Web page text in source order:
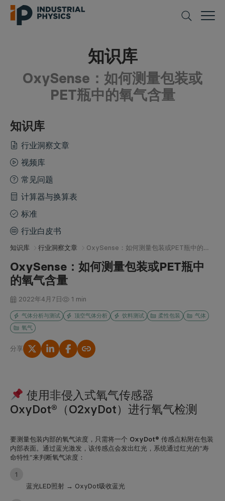
知识库
OxySense：如何测量包装或
PET瓶中的氧气含量
知识库
行业洞察文章
视频库
常见问题
计算器与换算表
标准
行业白皮书
知识库 行业洞察文章 OxySense：如何测量包装或PET瓶中的氧气含量
OxySense：如何测量包装或PET瓶中
的氧气含量
2022年4月7日 1 min
气体分析与测试 顶空气体分析 饮料测试 柔性包装
气体
氧气
分享 复制链接
使用非侵入式氧气传感器
OxyDot®（O2xyDot）进行氧气检测
要测量包装内部的氧气浓度， 只需将一个 OxyDot® 传感点粘附在包装
内部表面。通过蓝光激发，该传感点会发出红光，系统通过红光的“寿
命特性”来判断氧气浓度：
蓝光LED照射 → OxyDot吸收蓝光